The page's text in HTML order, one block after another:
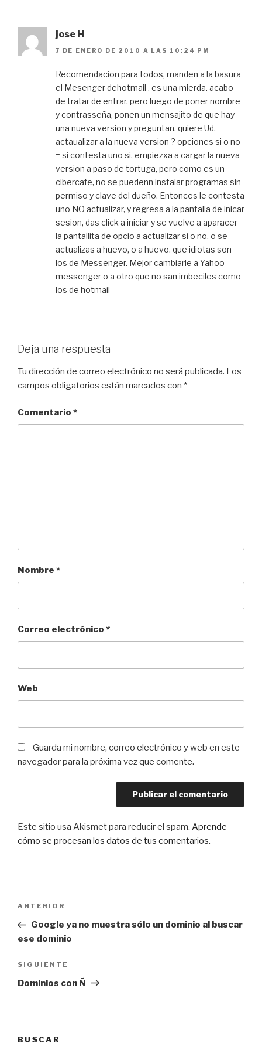
jose H
7 DE ENERO DE 2010 A LAS 10:24 PM
Recomendacion para todos, manden a la basura
el Mesenger dehotmail . es una mierda. acabo
de tratar de entrar, pero luego de poner nombre
y contrasseña, ponen un mensajito de que hay
una nueva version y preguntan. quiere Ud.
actaualizar a la nueva version ? opciones si o no
= si contesta uno si, empiezxa a cargar la nueva
version a paso de tortuga, pero como es un
cibercafe, no se puedenn instalar programas sin
permiso y clave del dueño. Entonces le contesta
uno NO actualizar, y regresa a la pantalla de inicar
sesion, das click a iniciar y se vuelve a aparacer
la pantallita de opcio a actualizar si o no, o se
actualizas a huevo, o a huevo. que idiotas son
los de Messenger. Mejor cambiarle a Yahoo
messenger o a otro que no san imbeciles como
los de hotmail –
Deja una respuesta
Tu dirección de correo electrónico no será publicada. Los
campos obligatorios están marcados con *
Comentario *
Nombre *
Correo electrónico *
Web
Guarda mi nombre, correo electrónico y web en este
navegador para la próxima vez que comente.
Este sitio usa Akismet para reducir el spam. Aprende
cómo se procesan los datos de tus comentarios.
entradas
Entrada
anterior:
ANTERIOR
Google ya no muestra sólo un dominio al buscar
ese dominio
Siguiente
entrada
SIGUIENTE
Dominios con Ñ
BUSCAR